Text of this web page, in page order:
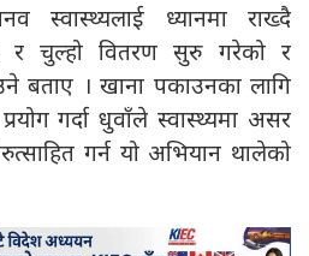
स्वास्थ्यलाई ध्यानमा राख्दै
र चुल्हो वितरण सुरु गरेको र
बताए । खाना पकाउनका लागि
गर्दा धुवाँले स्वास्थ्यमा असर
गर्न यो अभियान थालेको